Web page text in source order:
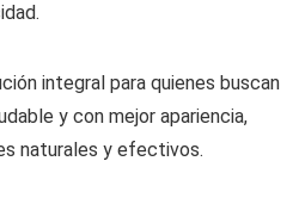
integral para quienes buscan
y con mejor apariencia,
naturales y efectivos.